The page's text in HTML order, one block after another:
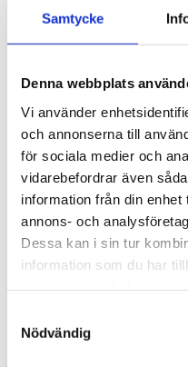
Samtycke
Denna webbplats
Vi använder
och annonserna till
för sociala medier och
vidarebefordrar även
information från din
annons- och
Dessa kan i sin tur
information som du har
Nödvändig
RECENSIONER
OM ÉLITIS
PRODUKTBLAD
30 dagars öppet köp - gäller ej
VISA ALLT INOM
SE HELA VARUMÄRKET